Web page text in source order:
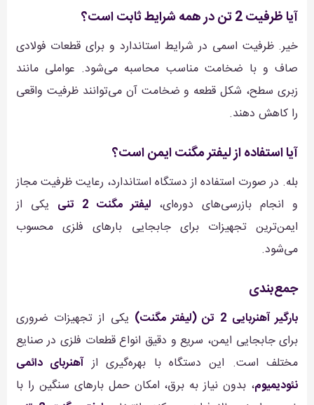
آیا ظرفیت 2 تن در همه شرایط ثابت است؟
خیر. ظرفیت اسمی در شرایط استاندارد و برای قطعات فولادی
صاف و با ضخامت مناسب محاسبه می‌شود. عواملی مانند
زبری سطح، شکل قطعه و ضخامت آن می‌توانند ظرفیت واقعی
را کاهش دهند.
آیا استفاده از لیفتر مگنت ایمن است؟
بله. در صورت استفاده از دستگاه استاندارد، رعایت ظرفیت مجاز
و انجام بازرسی‌های دوره‌ای، لیفتر مگنت 2 تنی
یکی از
ایمن‌ترین تجهیزات برای جابجایی بارهای فلزی محسوب
می‌شود.
جمع‌بندی
بارگیر آهنربایی 2 تن (لیفتر مگنت)
یکی از تجهیزات ضروری
برای جابجایی ایمن، سریع و دقیق انواع قطعات فلزی در صنایع
مختلف است. این دستگاه با بهره‌گیری ازآهنربای دائمی
نئودیمیوم، بدون نیاز به برق، امکان حمل بارهای سنگین را با